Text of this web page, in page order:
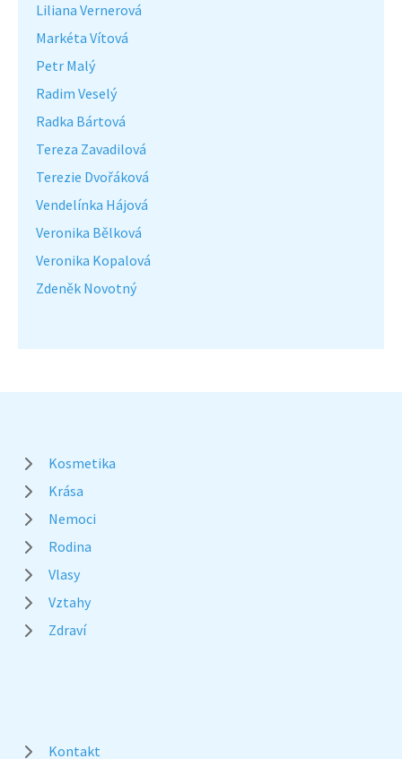
Liliana Vernerová
Markéta Vítová
Petr Malý
Radim Veselý
Radka Bártová
Tereza Zavadilová
Terezie Dvořáková
Vendelínka Hájová
Veronika Bělková
Veronika Kopalová
Zdeněk Novotný
Kosmetika
Krása
Nemoci
Rodina
Vlasy
Vztahy
Zdraví
Kontakt